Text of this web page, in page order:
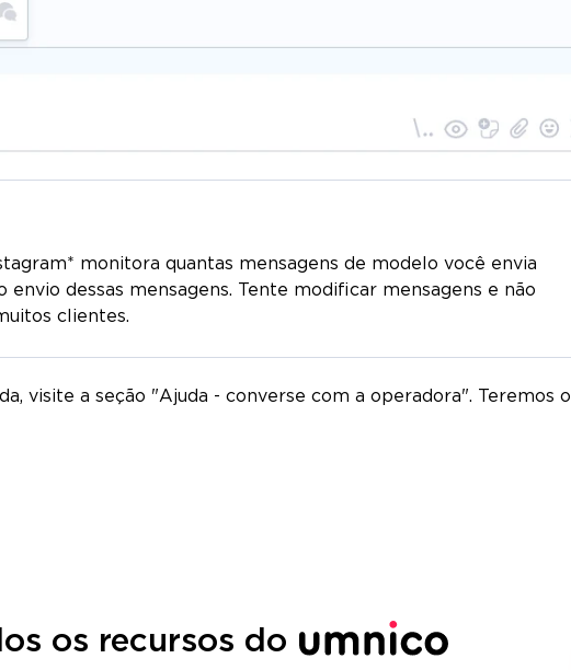
monitora quantas mensagens de modelo você envia
envio dessas mensagens. Tente modificar mensagens e não
clientes.
visite a seção "Ajuda - converse com a operadora". Teremos o
os recursos do